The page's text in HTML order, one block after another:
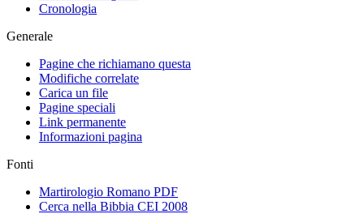
Cronologia
Generale
Pagine che richiamano questa
Modifiche correlate
Carica un file
Pagine speciali
Link permanente
Informazioni pagina
Fonti
Martirologio Romano PDF
Cerca nella Bibbia CEI 2008